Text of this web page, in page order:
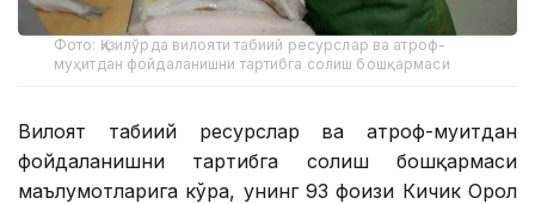
Фото: Қизилўрда вилояти табиий ресурслар ва атроф-
муҳитдан фойдаланишни тартибга солиш бошқармаси
Вилоят табиий ресурслар ва атроф-муҳитдан
фойдаланишни тартибга солиш бошқармаси
маълумотларига кўра, унинг 93 фоизи Кичик Орол